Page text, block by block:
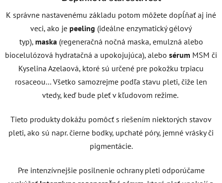
K správne nastavenému základu potom môžete dopĺňať aj iné
veci, ako je peeling (ideálne enzymatický gélový
typ), maska (regeneračná nočná maska, emulzná alebo
biocelulózová hydratačná a upokojujúca), alebo sérum MSM či
Kyselina Azelaová, ktoré sú určené pre pokožku trpiacu
rosaceou… Všetko samozrejme podľa stavu pleti, čiže len
vtedy, keď bude pleť v kľudovom režime.
Tieto produkty dokážu pomôcť s riešením niektorých stavov
pleti, ako sú napr. čierne bodky, upchaté póry, jemné vrásky či
pigmentácie.
Pre intenzívnejšie posilnenie ochrany pleti odporúčame